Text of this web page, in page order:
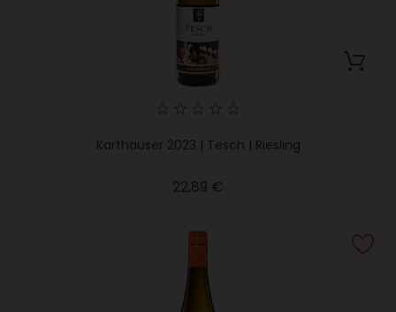
Karthäuser 2023 | Tesch | Riesling
22,89 €